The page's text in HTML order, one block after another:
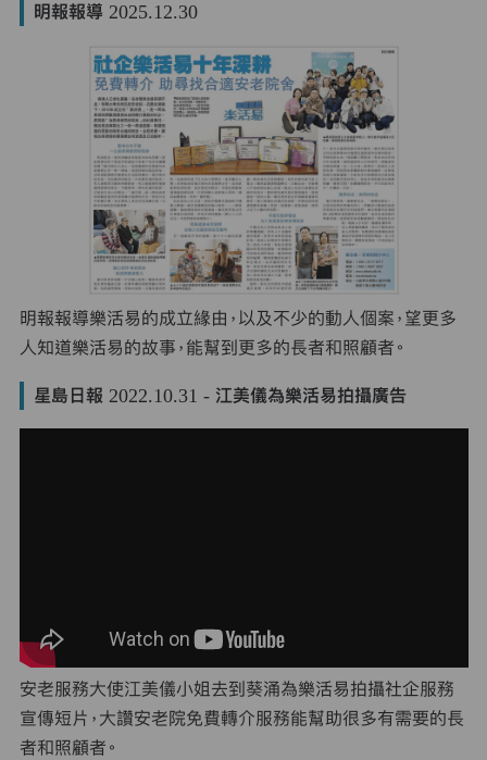
明報報導 2025.12.30
明報報導樂活易的成立緣由，以及不少的動人個案，望更多
人知道樂活易的故事，能幫到更多的長者和照顧者。
星島日報 2022.10.31 - 江美儀為樂活易拍攝廣告
安老服務大使江美儀小姐去到葵涌為樂活易拍攝社企服務
宣傳短片，大讚安老院免費轉介服務能幫助很多有需要的長
者和照顧者。